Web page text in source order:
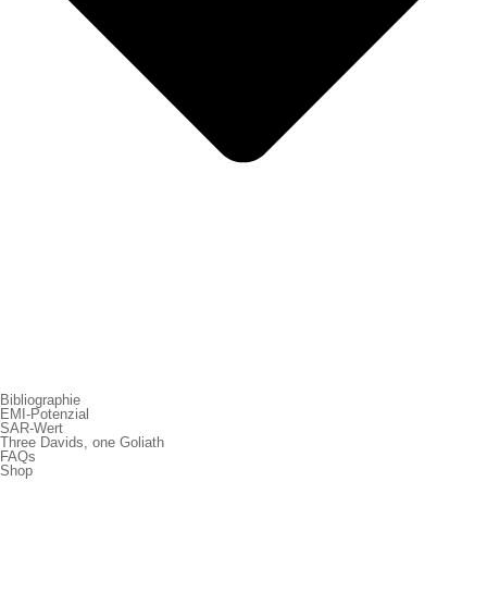
Bibliographie
EMI-Potenzial
SAR-Wert
Three Davids, one Goliath
FAQs
Shop